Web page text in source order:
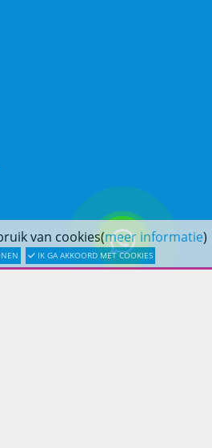
van cookies(meer informatie)
IK GA AKKOORD MET COOKIES